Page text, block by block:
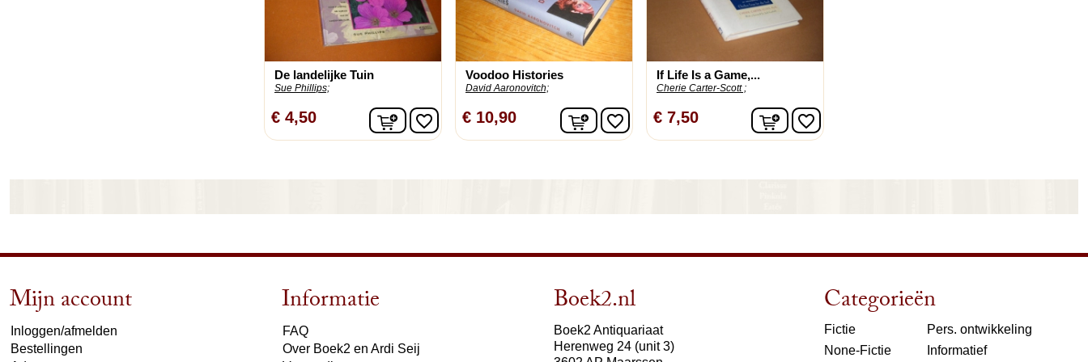
De landelijke Tuin
Sue Phillips;
€ 4,50 In winkelwagen
favorite_border
Voodoo Histories
David Aaronovitch;
€ 10,90 In winkelwagen
favorite_border
If Life Is a Game,...
Cherie Carter-Scott ;
€ 7,50 In winkelwagen
favorite_border
Mijn account
Inloggen/afmelden
Bestellingen
Informatie
FAQ
Over Boek2 en Ardi Seij
Boek2.nl
Boek2 Antiquariaat
Herenweg 24 (unit 3)
Categorieën
Fictie
None-Fictie
Pers. ontwikkeling
Informatief